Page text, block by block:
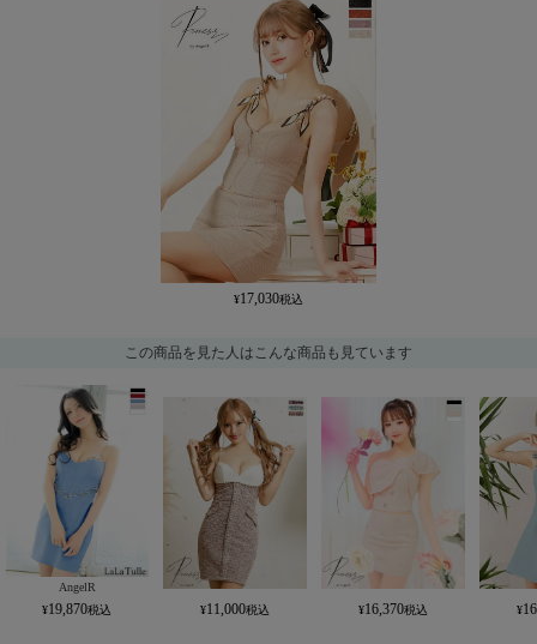
17,030
この商品を見た人はこんな商品も見ています
AngelR
19,870 11,000 16,370